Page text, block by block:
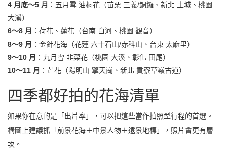
4 月底～5 月 ：五月雪 油桐花（苗栗 三義/銅鑼、新北 土城、桃園
大溪）
6～8 月 ：荷花、蓮花（台南 白河、桃園 觀音）
8～9 月 ：金針花海（花蓮 六十石山/赤科山、台東 太麻里）
9～10 月 ：九月雪 韭菜花（桃園 大溪、彰化 田尾）
10～11 月 ：芒花（陽明山 擎天崗、新北 貢寮草嶺古道）
四季都好拍的花海清單
如果你在意的是「出片率」，可以把這些當作拍照型行程的首選。
構圖上建議抓「前景花海＋中景人物＋遠景地標」，照片會更有層
次。